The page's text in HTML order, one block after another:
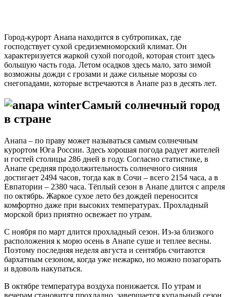
Город-курорт Анапа находится в субтропиках, где
господствует сухой средиземноморский климат. Он
характеризуется жаркой сухой погодой, которая стоит здесь
большую часть года. Летом осадков здесь мало, зато зимой
возможны дожди с грозами и даже сильные морозы со
снегопадами, которые встречаются в Анапе раз в десять лет.
Самый солнечный город
в стране
Анапа – по праву может называться самым солнечным
курортом Юга России. Здесь хорошая погода радует жителей
и гостей столицы 286 дней в году. Согласно статистике, в
Анапе средняя продолжительность солнечного сияния
достигает 2494 часов, тогда как в Сочи – всего 2154 часа, а в
Евпатории – 2380 часа. Тёплый сезон в Анапе длится с апреля
по октябрь. Жаркое сухое лето без дождей переносится
комфортно даже при высоких температурах. Прохладный
морской бриз приятно освежает по утрам.
С ноября по март длится прохладный сезон. Из-за близкого
расположения к морю осень в Анапе суше и теплее весны.
Поэтому последняя неделя августа и сентябрь считаются
бархатным сезоном, когда уже нежарко, но можно позагорать
и вдоволь накупаться.
В октябре температура воздуха понижается. По утрам и
вечерам становится прохладно, завершается купальный сезон.